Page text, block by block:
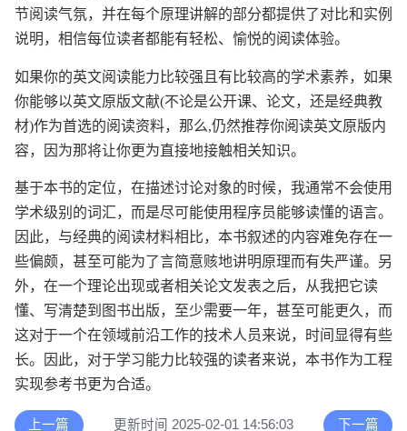
节阅读气氛，并在每个原理讲解的部分都提供了对比和实例
说明，相信每位读者都能有轻松、愉悦的阅读体验。
如果你的英文阅读能力比较强且有比较高的学术素养，如果
你能够以英文原版文献(不论是公开课、论文，还是经典教
材)作为首选的阅读资料，那么,仍然推荐你阅读英文原版内
容，因为那将让你更为直接地接触相关知识。
基于本书的定位，在描述讨论对象的时候，我通常不会使用
学术级别的词汇，而是尽可能使用程序员能够读懂的语言。
因此，与经典的阅读材料相比，本书叙述的内容难免存在一
些偏颇，甚至可能为了言简意赅地讲明原理而有失严谨。另
外，在一个理论出现或者相关论文发表之后，从我把它读
懂、写清楚到图书出版，至少需要一年，甚至可能更久，而
这对于一个在领域前沿工作的技术人员来说，时间显得有些
长。因此，对于学习能力比较强的读者来说，本书作为工程
实现参考书更为合适。
上一篇 更新时间 2025-02-01 14:56:03 下一篇